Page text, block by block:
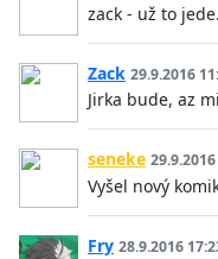
zack - už to
Zack 29.9.2016
Jirka bude, az
seneke
Vyšel nový
Fry 28.9.2016